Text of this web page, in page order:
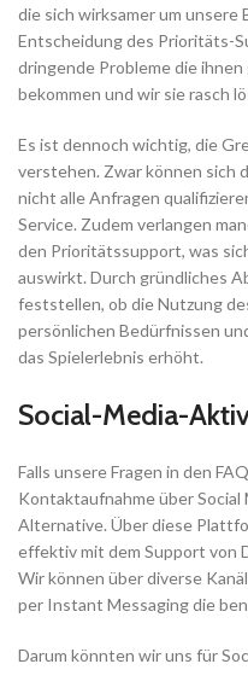
die sich wirksamer um unsere
Entscheidung des Prioritäts-
dringende Probleme die
bekommen und wir sie rasch
Es ist dennoch wichtig, die
verstehen. Zwar können sich
nicht alle Anfragen
Service. Zudem verlangen
den Prioritätssupport, was
auswirkt. Durch gründliches
feststellen, ob die Nutzung
persönlichen Bedürfnissen
das Spielerlebnis erhöht.
Social-Media-
Falls unsere Fragen in den
Kontaktaufnahme über
Alternative. Über diese
effektiv mit dem Support von
Wir können über diverse
per Instant Messaging die
Darum könnten wir uns für